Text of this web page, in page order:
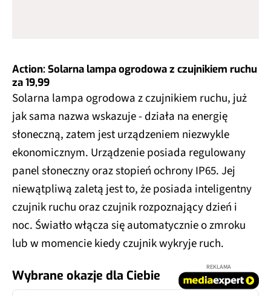
Action: Solarna lampa ogrodowa z czujnikiem ruchu
za 19,99
Solarna lampa ogrodowa z czujnikiem ruchu, już
jak sama nazwa wskazuje - działa na energię
słoneczną, zatem jest urządzeniem niezwykle
ekonomicznym. Urządzenie posiada regulowany
panel słoneczny oraz stopień ochrony IP65. Jej
niewątpliwą zaletą jest to, że posiada inteligentny
czujnik ruchu oraz czujnik rozpoznający dzień i
noc. Światło włącza się automatycznie o zmroku
lub w momencie kiedy czujnik wykryje ruch.
Wybrane okazje dla Ciebie
REKLAMA